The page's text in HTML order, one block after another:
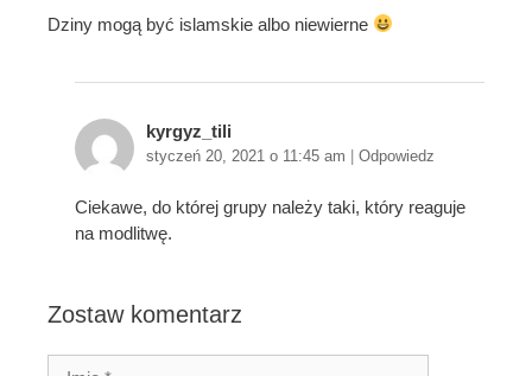
Dziny mogą być islamskie albo niewierne
kyrgyz_tili
styczeń 20, 2021 o 11:45 am Odpowiedz
Ciekawe, do której grupy należy taki, który reaguje
na modlitwę.
Zostaw komentarz